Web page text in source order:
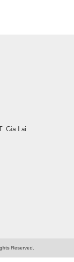
Gia Lai
Reserved.